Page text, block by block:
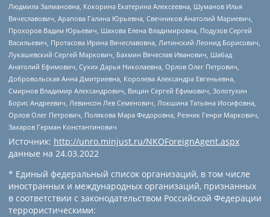
Людмила Залмановна, Кокорина Екатерина Алексеевна, Шуманов Илья
Вячеславович, Арапова Галина Юрьевна, Свечников Анатолий Мариевич,
Прохоров Вадим Юрьевич, Шахова Елена Владимировна, Подузов Сергей
Васильевич, Протасова Ирина Вячеславовна, Литинский Леонид Борисович,
Лукашевский Сергей Маркович, Бахмин Вячеслав Иванович, Шабад
Анатолий Ефимович, Сухих Дарья Николаевна, Орлов Олег Петрович,
Добровольская Анна Дмитриевна, Королева Александра Евгеньевна,
Смирнов Владимир Александрович, Вицин Сергей Ефимович, Золотухин
Борис Андреевич, Левинсон Лев Семенович, Локшина Татьяна Иосифовна,
Орлов Олег Петрович, Полякова Мара Федоровна, Резник Генри Маркович,
Захаров Герман Константинович
Источник: http://unro.minjust.ru/NKOForeignAgent.aspx
данные на 24.03.2022
* Единый федеральный список организаций, в том числе
иностранных и международных организаций, признанных
в соответствии с законодательством Российской Федерации
террористическими: